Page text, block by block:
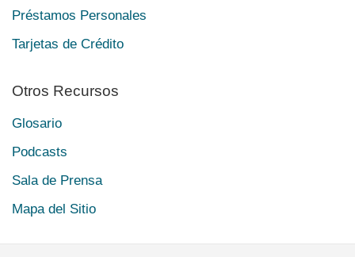
Préstamos Personales
Tarjetas de Crédito
Otros Recursos
Glosario
Podcasts
Sala de Prensa
Mapa del Sitio